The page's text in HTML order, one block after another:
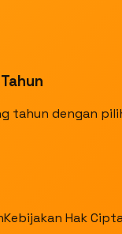
tahun dengan
Kebijakan Hak